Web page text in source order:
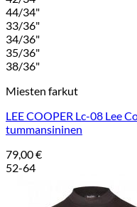
44/34"
33/36"
34/36"
35/36"
38/36"
Miesten farkut
LEE COOPER Lc-08 Lee
tummansininen
79,00€
52-64